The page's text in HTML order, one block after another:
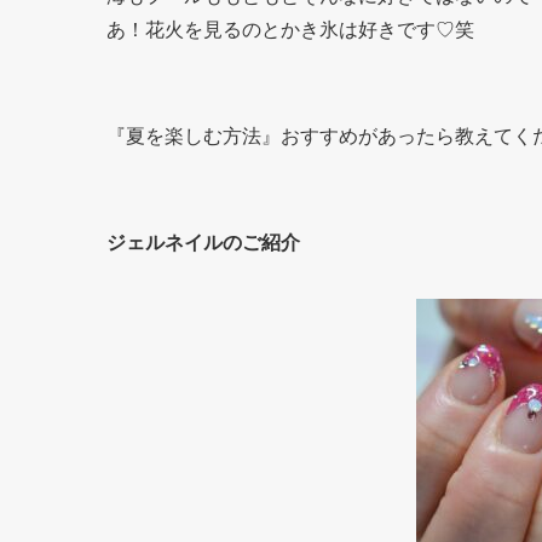
あ！花火を見るのとかき氷は好きです♡笑
『夏を楽しむ方法』おすすめがあったら教えて
ジェルネイルのご紹介